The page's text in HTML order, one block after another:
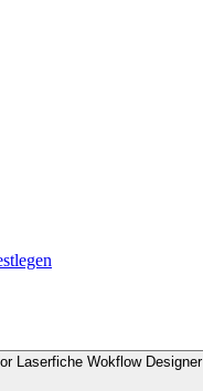
Laserfiche Wokflow Designer